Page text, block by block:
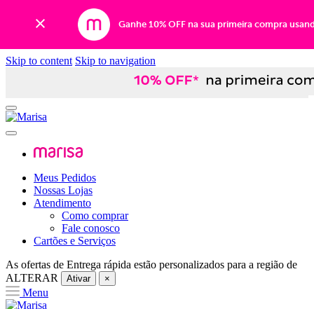
Ganhe 10% OFF na sua primeira compra
Skip to content Skip to navigation
Meus Pedidos
Nossas Lojas
Atendimento
Como comprar
Fale conosco
Cartões e Serviços
As ofertas de Entrega rápida estão personalizados para a região de
ALTERAR
Ativar ×
Menu